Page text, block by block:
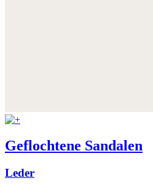
Geflochtene Sandalen
Leder